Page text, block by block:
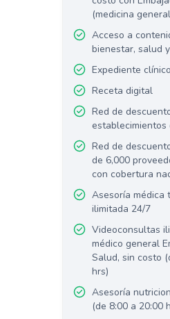
(medicina
Acceso a
bienestar, salud
Expediente
Receta digital
Red de
establecimientos
Red de
de 6,000
con cobertura
Asesoría médica
ilimitada 24/7
Videoconsultas
médico general
Salud, sin costo
hrs)
Asesoría
(de 8:00 a 20:00